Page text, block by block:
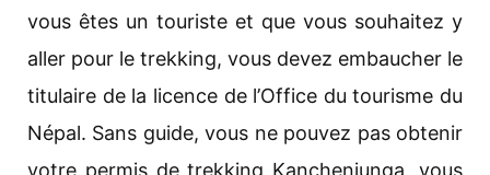
vous êtes un touriste et que vous souhaitez y
aller pour le trekking, vous devez embaucher le
titulaire de la licence de l’Office du tourisme du
Népal. Sans guide, vous ne pouvez pas obtenir